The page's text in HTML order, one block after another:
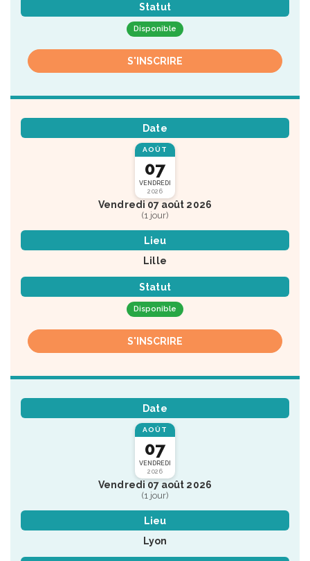
Statut
Disponible
S'INSCRIRE
Date
AOÛT
07
VENDREDI
2026
Vendredi 07 août 2026
(1 jour)
Lieu
Lille
Statut
Disponible
S'INSCRIRE
Date
AOÛT
07
VENDREDI
2026
Vendredi 07 août 2026
(1 jour)
Lieu
Lyon